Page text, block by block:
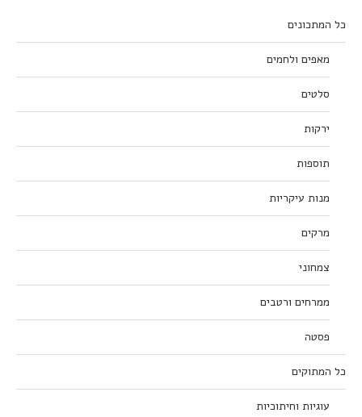
כל המתכונים
מאפים ולחמים
סלטים
ירקות
תוספות
מנות עיקריות
מרקים
צמחוני
ממרחים ורטבים
פסטה
כל המתוקים
עוגיות וחיתוכיות